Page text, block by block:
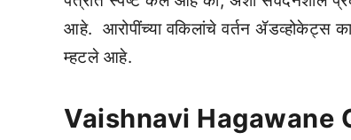
आहे. आरोपींच्या वकिलांचे वर्तन ॲडव्होकेट्स
म्हटले आहे.
Vaishnavi Hagawane